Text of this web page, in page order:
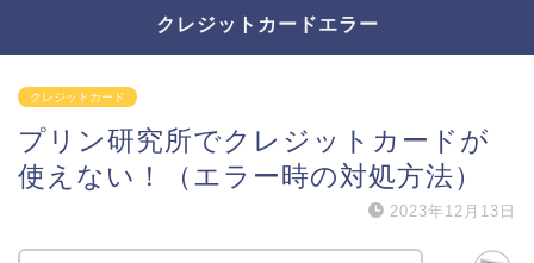
クレジットカードエラー
クレジットカード
プリン研究所でクレジットカードが
使えない！（エラー時の対処方法）
2023年12月13日